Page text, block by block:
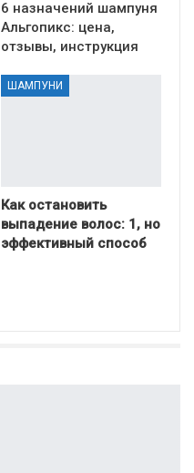
6 назначений шампуня
Альгопикс: цена,
отзывы, инструкция
ШАМПУНИ
Как остановить
выпадение волос: 1, но
эффективный способ